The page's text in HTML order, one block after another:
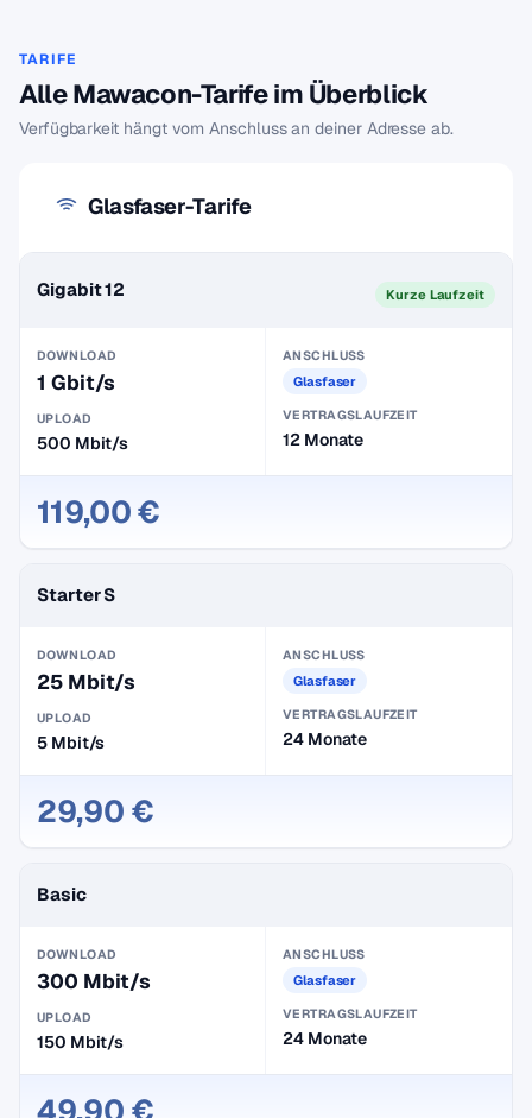
TARIFE
Alle Mawacon-Tarife im Überblick
Verfügbarkeit hängt vom Anschluss an deiner Adresse ab.
Glasfaser-Tarife
Gigabit 12 Kurze Laufzeit
DOWNLOAD
1 Gbit/s
UPLOAD
500 Mbit/s
ANSCHLUSS
Glasfaser
VERTRAGSLAUFZEIT
12 Monate
119,00 €
Starter S
DOWNLOAD
25 Mbit/s
UPLOAD
5 Mbit/s
ANSCHLUSS
Glasfaser
VERTRAGSLAUFZEIT
24 Monate
29,90 €
Basic
DOWNLOAD
300 Mbit/s
UPLOAD
150 Mbit/s
ANSCHLUSS
Glasfaser
VERTRAGSLAUFZEIT
24 Monate